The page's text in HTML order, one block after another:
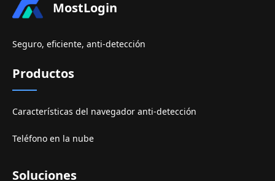
MostLogin
Seguro, eficiente, anti-detección
Productos
Características del navegador anti-detección
Teléfono en la nube
Soluciones